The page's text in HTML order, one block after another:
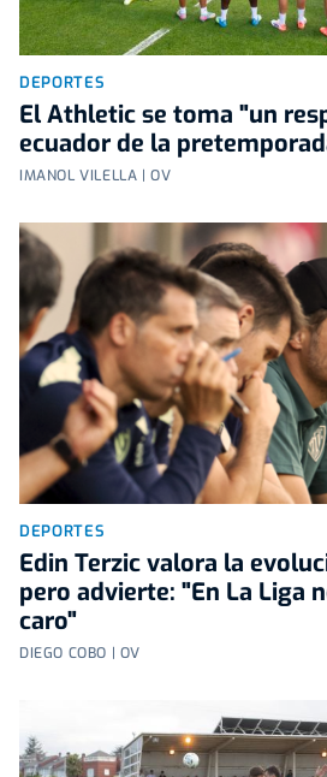
DEPORTES
El Athletic se toma "un
ecuador de la
IMANOL VILELLA | OV
DEPORTES
Edin Terzic valora la
pero advierte: "En La Liga
caro"
DIEGO COBO | OV